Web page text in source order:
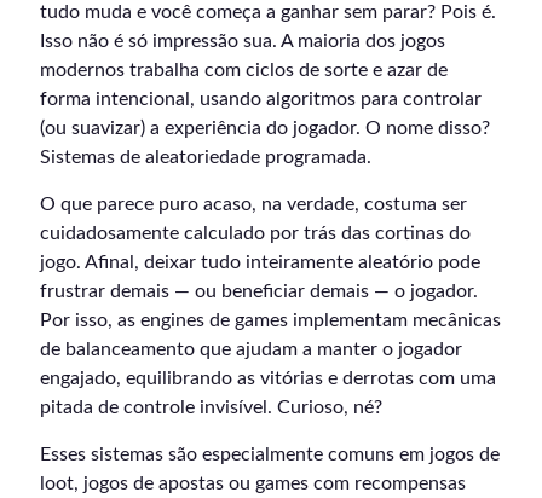
tudo muda e você começa a ganhar sem parar? Pois é.
Isso não é só impressão sua. A maioria dos jogos
modernos trabalha com ciclos de sorte e azar de
forma intencional, usando algoritmos para controlar
(ou suavizar) a experiência do jogador. O nome disso?
Sistemas de aleatoriedade programada.
O que parece puro acaso, na verdade, costuma ser
cuidadosamente calculado por trás das cortinas do
jogo. Afinal, deixar tudo inteiramente aleatório pode
frustrar demais — ou beneficiar demais — o jogador.
Por isso, as engines de games implementam mecânicas
de balanceamento que ajudam a manter o jogador
engajado, equilibrando as vitórias e derrotas com uma
pitada de controle invisível. Curioso, né?
Esses sistemas são especialmente comuns em jogos de
loot, jogos de apostas ou games com recompensas